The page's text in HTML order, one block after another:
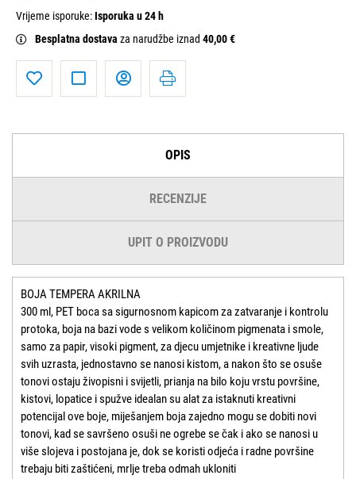
Vrijeme isporuke:Isporuka u 24 h
Besplatna dostava za narudžbe iznad 40,00 €
OPIS
RECENZIJE
UPIT O PROIZVODU
BOJA TEMPERA AKRILNA
300 ml, PET boca sa sigurnosnom kapicom za zatvaranje i kontrolu
protoka, boja na bazi vode s velikom količinom pigmenata i smole,
samo za papir, visoki pigment, za djecu umjetnike i kreativne ljude
svih uzrasta, jednostavno se nanosi kistom, a nakon što se osuše
tonovi ostaju živopisni i svijetli, prianja na bilo koju vrstu površine,
kistovi, lopatice i spužve idealan su alat za istaknuti kreativni
potencijal ove boje, miješanjem boja zajedno mogu se dobiti novi
tonovi, kad se savršeno osuši ne ogrebe se čak i ako se nanosi u
više slojeva i postojana je, dok se koristi odjeća i radne površine
trebaju biti zaštićeni, mrlje treba odmah ukloniti